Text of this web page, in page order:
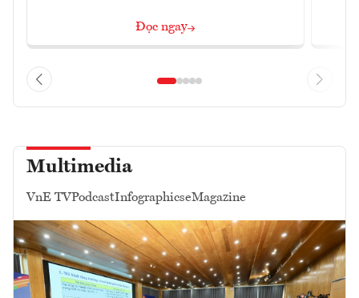
Đọc ngay
Multimedia
VnE TVPodcastInfographicseMagazine